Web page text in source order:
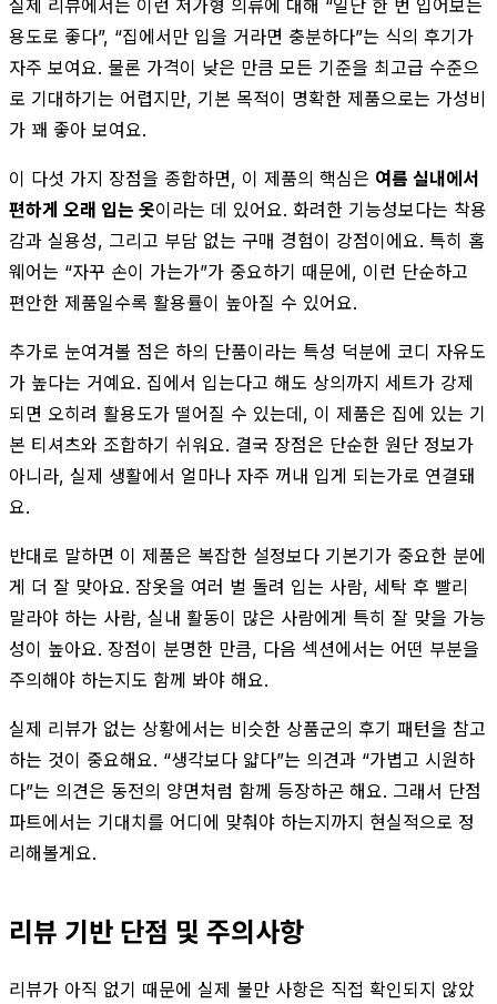
실제 리뷰에서는 이런 저가형 의류에 대해 “일단 한 번 입어보는
용도로 좋다”, “집에서만 입을 거라면 충분하다”는 식의 후기가
자주 보여요. 물론 가격이 낮은 만큼 모든 기준을 최고급 수준으
로 기대하기는 어렵지만, 기본 목적이 명확한 제품으로는 가성비
가 꽤 좋아 보여요.
이 다섯 가지 장점을 종합하면, 이 제품의 핵심은 여름 실내에서
편하게 오래 입는 옷이라는 데 있어요. 화려한 기능성보다는 착용
감과 실용성, 그리고 부담 없는 구매 경험이 강점이에요. 특히 홈
웨어는 “자꾸 손이 가는가”가 중요하기 때문에, 이런 단순하고
편안한 제품일수록 활용률이 높아질 수 있어요.
추가로 눈여겨볼 점은 하의 단품이라는 특성 덕분에 코디 자유도
가 높다는 거예요. 집에서 입는다고 해도 상의까지 세트가 강제
되면 오히려 활용도가 떨어질 수 있는데, 이 제품은 집에 있는 기
본 티셔츠와 조합하기 쉬워요. 결국 장점은 단순한 원단 정보가
아니라, 실제 생활에서 얼마나 자주 꺼내 입게 되는가로 연결돼
요.
반대로 말하면 이 제품은 복잡한 설정보다 기본기가 중요한 분에
게 더 잘 맞아요. 잠옷을 여러 벌 돌려 입는 사람, 세탁 후 빨리
말라야 하는 사람, 실내 활동이 많은 사람에게 특히 잘 맞을 가능
성이 높아요. 장점이 분명한 만큼, 다음 섹션에서는 어떤 부분을
주의해야 하는지도 함께 봐야 해요.
실제 리뷰가 없는 상황에서는 비슷한 상품군의 후기 패턴을 참고
하는 것이 중요해요. “생각보다 얇다”는 의견과 “가볍고 시원하
다”는 의견은 동전의 양면처럼 함께 등장하곤 해요. 그래서 단점
파트에서는 기대치를 어디에 맞춰야 하는지까지 현실적으로 정
리해볼게요.
리뷰 기반 단점 및 주의사항
리뷰가 아직 없기 때문에 실제 불만 사항은 직접 확인되지 않았